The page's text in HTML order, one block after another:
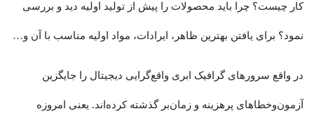
کار چیست؟ چرا باید محصولات را پیش از تولید اولیه دید و بررسی
نمود؟ برای یافتن بهترین ظاهر، ایرادات، مواد اولیه مناسب با آن و…
در واقع سرورهای گرافیک ابری واقع‌گرایی دیجیتال را جایگزین
آزمون‌وخطاهای پرهزینه و زمان‌بر گذشته کرده‌اند. یعنی امروزه